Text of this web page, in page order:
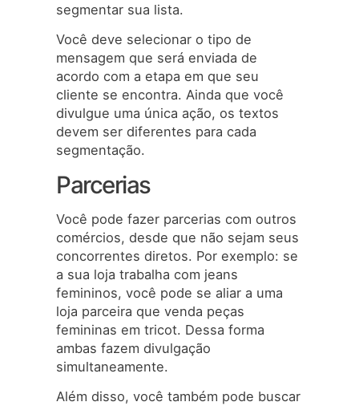
segmentar sua lista.
Você deve selecionar o tipo de
mensagem que será enviada de
acordo com a etapa em que seu
cliente se encontra. Ainda que você
divulgue uma única ação, os textos
devem ser diferentes para cada
segmentação.
Parcerias
Você pode fazer parcerias com outros
comércios, desde que não sejam seus
concorrentes diretos. Por exemplo: se
a sua loja trabalha com jeans
femininos, você pode se aliar a uma
loja parceira que venda peças
femininas em tricot. Dessa forma
ambas fazem divulgação
simultaneamente.
Além disso, você também pode buscar